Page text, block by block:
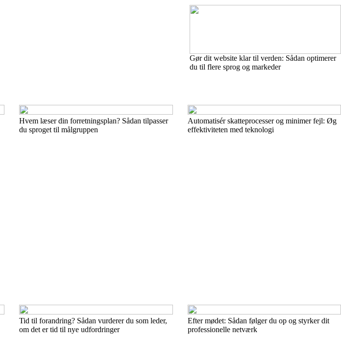
Gør dit website klar til verden: Sådan optimerer
du til flere sprog og markeder
Hvem læser din forretningsplan? Sådan tilpasser
du sproget til målgruppen
Automatisér skatteprocesser og minimer fejl: Øg
effektiviteten med teknologi
Tid til forandring? Sådan vurderer du som leder,
om det er tid til nye udfordringer
Efter mødet: Sådan følger du op og styrker dit
professionelle netværk